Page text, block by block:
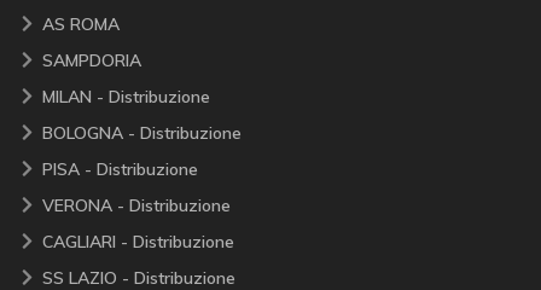
AS ROMA
SAMPDORIA
MILAN - Distribuzione
BOLOGNA - Distribuzione
PISA - Distribuzione
VERONA - Distribuzione
CAGLIARI - Distribuzione
SS LAZIO - Distribuzione